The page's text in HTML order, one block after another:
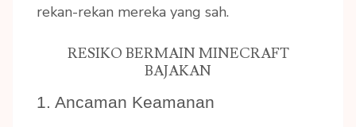
rekan-rekan mereka yang sah.
RESIKO BERMAIN MINECRAFT
BAJAKAN
1. Ancaman Keamanan